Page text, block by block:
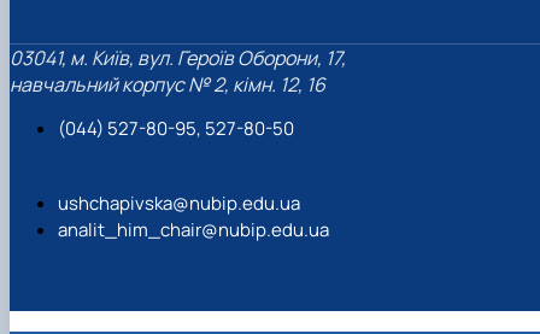
03041, м. Київ, вул. Героїв Оборони, 17,
навчальний корпус № 2, кімн. 12, 16
(044) 527-80-95, 527-80-50
ushchapivska@nubip.edu.ua
analit_him_chair@nubip.edu.ua